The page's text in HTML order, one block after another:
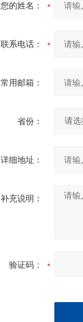
您的姓名：
联系电话：
常用邮箱：
省份：
详细地址：
补充说明：
验证码：